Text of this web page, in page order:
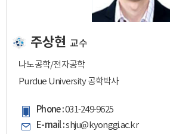
주상현 교수
나노공학/전자공학
Purdue University 공학박사
Phone :031-249-9625
E-mail :shju@kyonggi.ac.kr